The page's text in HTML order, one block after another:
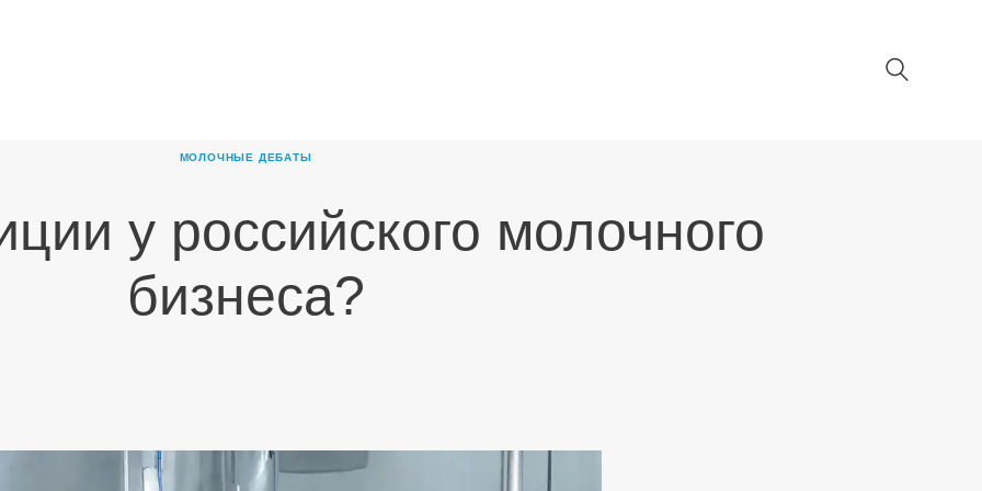
МОЛОЧНЫЕ ДЕБАТЫ
у российского молочного
бизнеса?
НОВОСТИ
КАРЬЕРА